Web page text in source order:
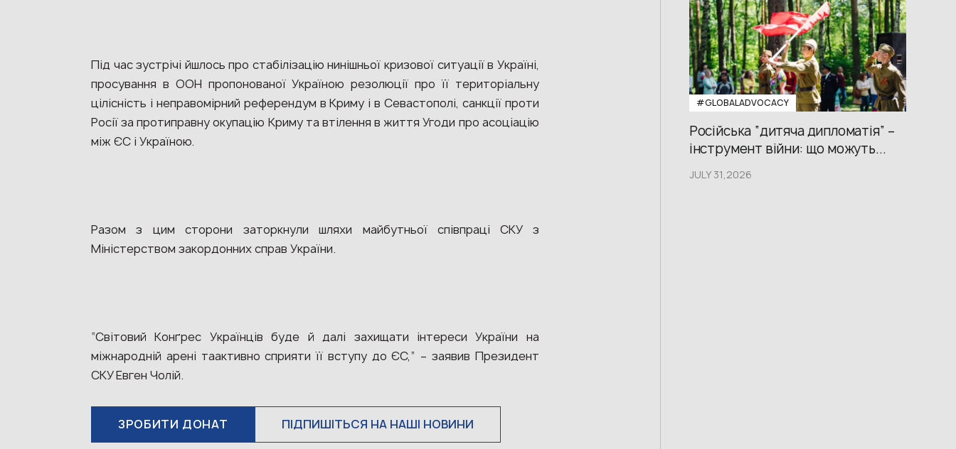
Під час зустрічі йшлось про стабілізацію нинішньої кризової ситуації в Україні,
просування в ООН пропонованої Україною резолюції про її територіальну
цілісність і неправомірний референдум в Криму і в Севастополі, санкції проти
Росії за протиправну окупацію Криму та втілення в життя Угоди про асоціацію
між ЄС і Україною.
Разом з цим сторони заторкнули шляхи майбутньої співпраці СКУ з
Міністерством закордонних справ України.
“Світовий Конґрес Українців буде й далі захищати інтереси України на
міжнародній арені таактивно сприяти її вступу до ЄС,” – заявив Президент
СКУ Евген Чолій.
ЗРОБИТИ ДОНАТ ПІДПИШІТЬСЯ НА НАШІ НОВИНИ
#GLOBALADVOCACY
Російська “дитяча дипломатія” –
інструмент війни: що можуть...
JULY 31,2026